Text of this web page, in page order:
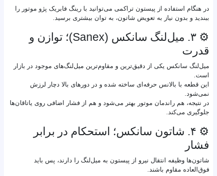
در هنگام استفاده از پیستون تراکمی می‌توانید با رینگ فابریک پژو موتور را
ببندید و بدون نیاز به تعویض شاتون، به توان بیشتری برسید.
⚙️ ۳. میل‌لنگ سانکس (Sanex)؛ توازن و
قدرت
میل‌لنگ سانکس یکی از دقیق‌ترین و مقاوم‌ترین میل‌لنگ‌های موجود در بازار
است.
این قطعه با بالانس حرفه‌ای ساخته شده و در دورهای بالا دچار لرزش
نمی‌شود.
در نتیجه، هم راندمان موتور بهتر می‌شود و هم از فشار اضافی روی یاتاقان‌ها
جلوگیری می‌کند.
⚙️ ۴. شاتون سانکس؛ استحکام در برابر
فشار
شاتون‌ها وظیفه انتقال نیرو از پیستون به میل‌لنگ را دارند، پس باید
فوق‌العاده مقاوم باشند.